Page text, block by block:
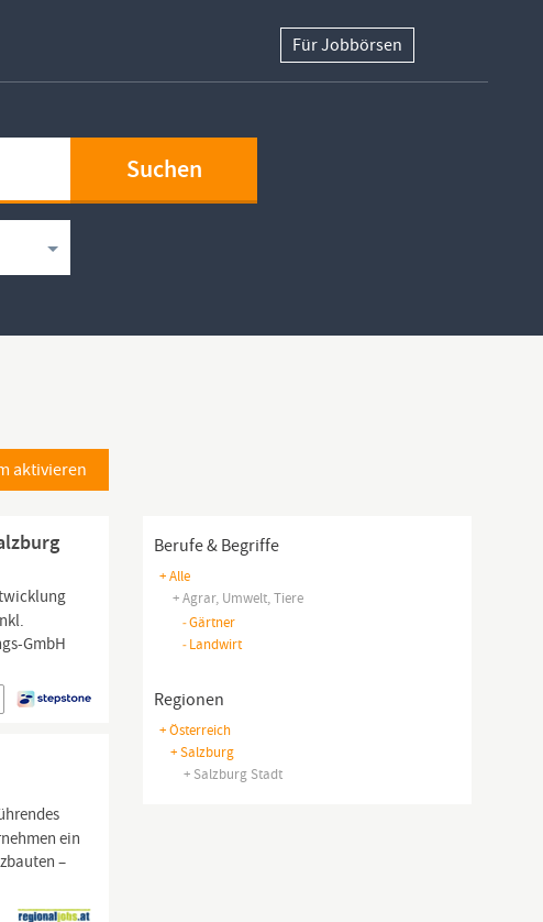
Für Jobbörsen
Berufe & Begriffe
+ Alle
+ Agrar, Umwelt, Tiere
-Gärtner
-Landwirt
Regionen
+ Österreich
+ Salzburg
+ Salzburg Stadt
aktivieren
GmbH
ein
–